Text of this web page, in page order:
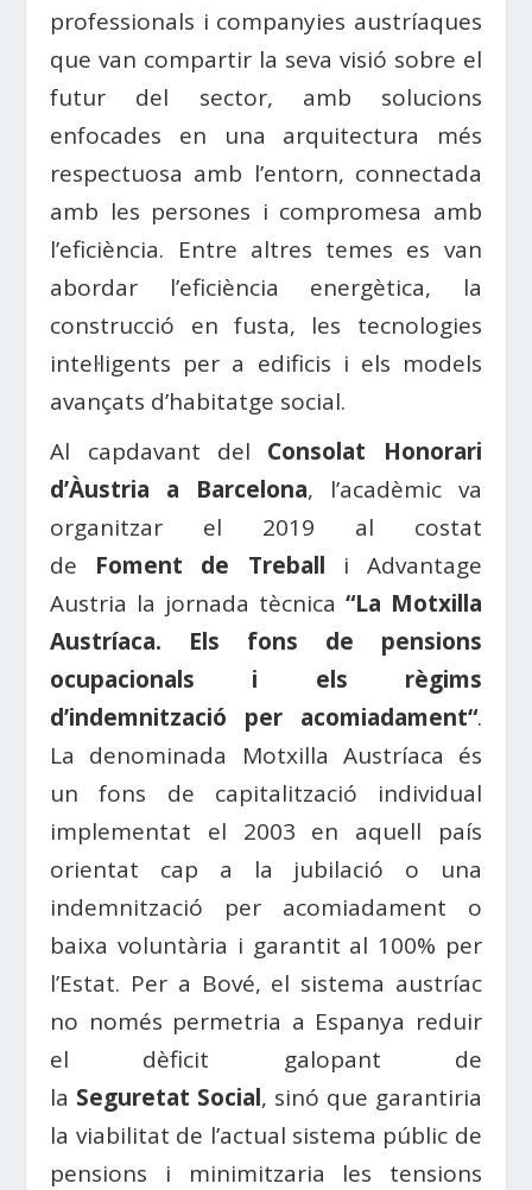
professionals i companyies austríaques
que van compartir la seva visió sobre el
futur del sector, amb solucions
enfocades en una arquitectura més
respectuosa amb l’entorn, connectada
amb les persones i compromesa amb
l’eficiència. Entre altres temes es van
abordar l’eficiència energètica, la
construcció en fusta, les tecnologies
intel·ligents per a edificis i els models
avançats d’habitatge social.
Al capdavant del Consolat
Honorari
d’Àustria a Barcelona, l’acadèmic va
organitzar el 2019 al costat
de
Foment de Treball i Advantage
Austria la jornada tècnica “La Motxilla
Austríaca. Els fons de pensions
ocupacionals i els règims
d’indemnització per acomiadament“.
La denominada Motxilla Austríaca és
un fons de capitalització individual
implementat el 2003 en aquell país
orientat cap a la jubilació o una
indemnització per acomiadament o
baixa voluntària i garantit al 100% per
l’Estat. Per a Bové, el sistema austríac
no només permetria a Espanya reduir
el dèficit galopant de
la Seguretat Social, sinó que garantiria
la viabilitat de l’actual sistema públic de
pensions i minimitzaria les tensions